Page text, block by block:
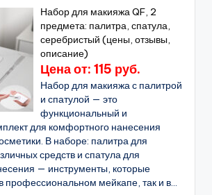
Набор для макияжа QF, 2
предмета: палитра, спатула,
серебристый (цены, отзывы,
описание)
Цена от: 115 руб.
Набор для макияжа с палитрой
и спатулой — это
функциональный и
для комфортного нанесения
В наборе: палитра для
средств и спатула для
— инструменты, которые
профессиональном мейкапе, так и в...